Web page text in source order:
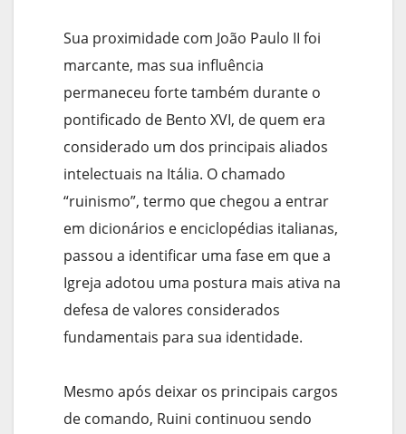
Sua proximidade com João Paulo II foi
marcante, mas sua influência
permaneceu forte também durante o
pontificado de Bento XVI, de quem era
considerado um dos principais aliados
intelectuais na Itália. O chamado
“ruinismo”, termo que chegou a entrar
em dicionários e enciclopédias italianas,
passou a identificar uma fase em que a
Igreja adotou uma postura mais ativa na
defesa de valores considerados
fundamentais para sua identidade.
Mesmo após deixar os principais cargos
de comando, Ruini continuou sendo